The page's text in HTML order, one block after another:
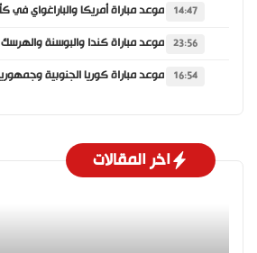
14:47
23:56
16:54
اخر المقالات